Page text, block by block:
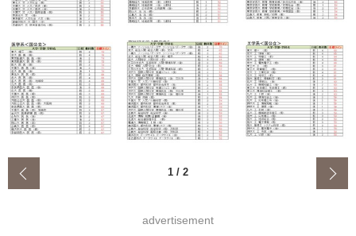
1 / 2
advertisement